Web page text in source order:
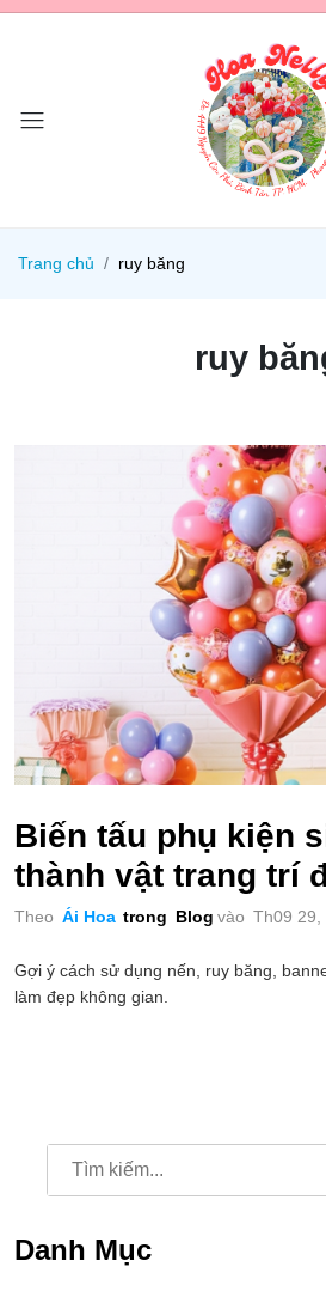
Trang chủ ruy băng
ruy
Biến tấu phụ kiện
thành vật trang trí
Theo Ái Hoa trong Blog vào Th09 29,
Gợi ý cách sử dụng nến, ruy băng,
làm đẹp không gian.
Danh Mục